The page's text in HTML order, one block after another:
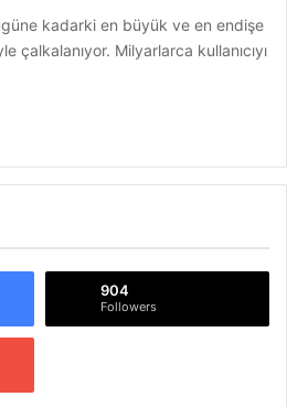
kadarki en büyük ve en endişe
çalkalanıyor. Milyarlarca kullanıcıyı
904
Followers